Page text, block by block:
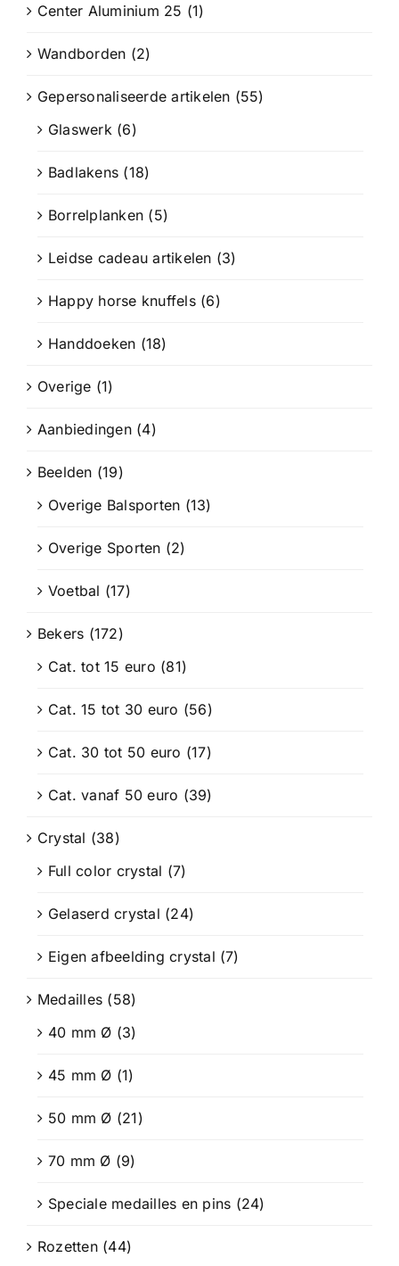
Center Aluminium 25 (1)
Wandborden (2)
Gepersonaliseerde artikelen (55)
Glaswerk (6)
Badlakens (18)
Borrelplanken (5)
Leidse cadeau artikelen (3)
Happy horse knuffels (6)
Handdoeken (18)
Overige (1)
Aanbiedingen (4)
Beelden (19)
Overige Balsporten (13)
Overige Sporten (2)
Voetbal (17)
Bekers (172)
Cat. tot 15 euro (81)
Cat. 15 tot 30 euro (56)
Cat. 30 tot 50 euro (17)
Cat. vanaf 50 euro (39)
Crystal (38)
Full color crystal (7)
Gelaserd crystal (24)
Eigen afbeelding crystal (7)
Medailles (58)
40 mm Ø (3)
45 mm Ø (1)
50 mm Ø (21)
70 mm Ø (9)
Speciale medailles en pins (24)
Rozetten (44)